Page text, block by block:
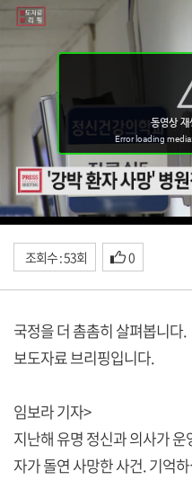
조회수 : 53회 0
국정을 더 촘촘히 살펴봅니다.
보도자료 브리핑입니다.
임보라 기자>
지난해 유명 정신과 의사가
자가 돌연 사망한 사건. 기억